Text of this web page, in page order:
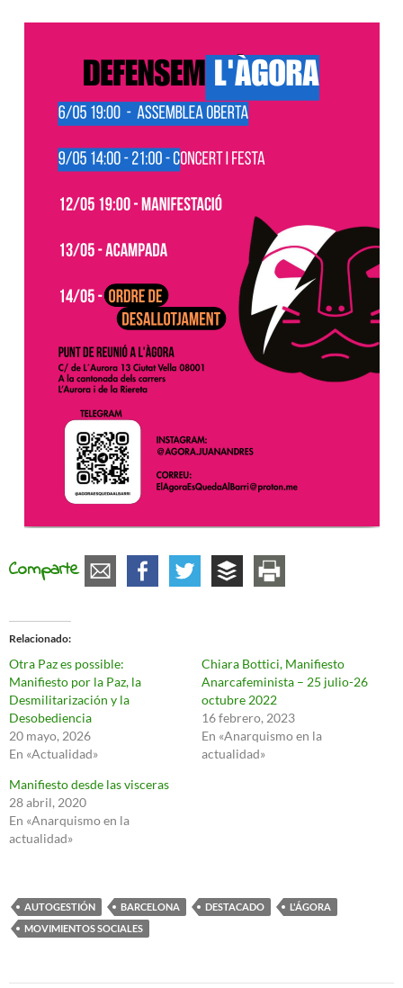
Comparte
Relacionado
Otra Paz es possible:
Manifiesto por la Paz, la
Desmilitarización y la
Desobediencia
20 mayo, 2026
En «Actualidad»
Chiara Bottici, Manifiesto
Anarcafeminista – 25 julio-26
octubre 2022
16 febrero, 2023
En «Anarquismo en la
actualidad»
Manifiesto desde las visceras
28 abril, 2020
En «Anarquismo en la
actualidad»
AUTOGESTIÓN BARCELONA DESTACADO
L'ÁGORA
MOVIMIENTOS SOCIALES